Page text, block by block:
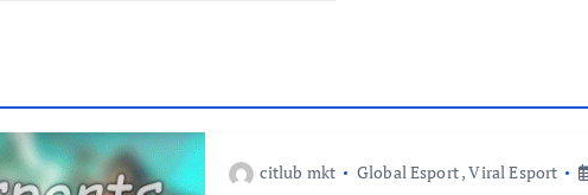
citlub mkt Global Esport,Viral Esport